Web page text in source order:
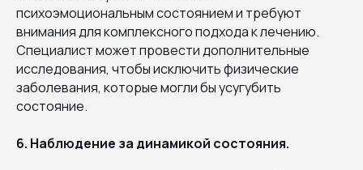
психоэмоциональным состоянием и требуют
внимания для комплексного подхода к лечению.
Специалист может провести дополнительные
исследования, чтобы исключить физические
заболевания, которые могли бы усугубить
состояние.
6. Наблюдение за динамикой состояния.